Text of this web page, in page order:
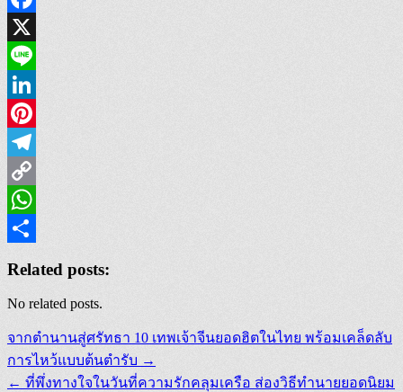
Facebook
X
Line
LinkedIn
Pinterest
Telegram
Copy
Link
WhatsApp
Related posts:
No related posts.
Post
navigation
จากตำนานสู่ศรัทธา 10 เทพเจ้าจีนยอดฮิตในไทย พร้อมเคล็ดลับ
การไหว้แบบต้นตำรับ →
← ที่พึ่งทางใจในวันที่ความรักคลุมเครือ ส่องวิธีทำนายยอดนิยม